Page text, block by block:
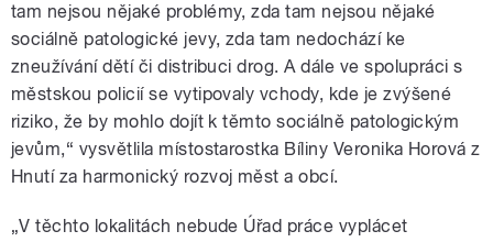
tam nejsou nějaké problémy, zda tam nejsou nějaké
sociálně patologické jevy, zda tam nedochází ke
zneužívání dětí či distribuci drog. A dále ve spolupráci s
městskou policií se vytipovaly vchody, kde je zvýšené
riziko, že by mohlo dojít k těmto sociálně patologickým
jevům,“ vysvětlila místostarostka Bíliny Veronika Horová z
Hnutí za harmonický rozvoj měst a obcí.
„V těchto lokalitách nebude Úřad práce vyplácet